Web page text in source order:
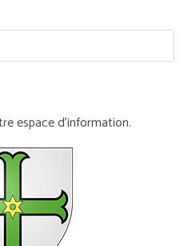
espace d'information.